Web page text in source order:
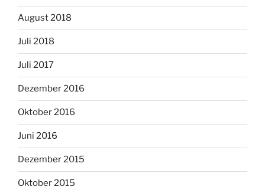
August 2018
Juli 2018
Juli 2017
Dezember 2016
Oktober 2016
Juni 2016
Dezember 2015
Oktober 2015